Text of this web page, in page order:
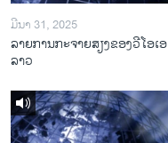
ມີນາ 31, 2025
ລາຍການກະຈາຍສຽງຂອງວີໂອເອ
ລາວ